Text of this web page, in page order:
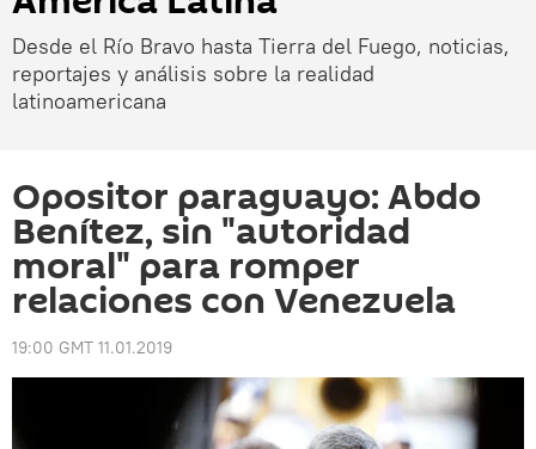
Desde el Río Bravo hasta Tierra del Fuego, noticias,
reportajes y análisis sobre la realidad
latinoamericana
Opositor paraguayo: Abdo
Benítez, sin "autoridad
moral" para romper
relaciones con Venezuela
19:00 GMT 11.01.2019